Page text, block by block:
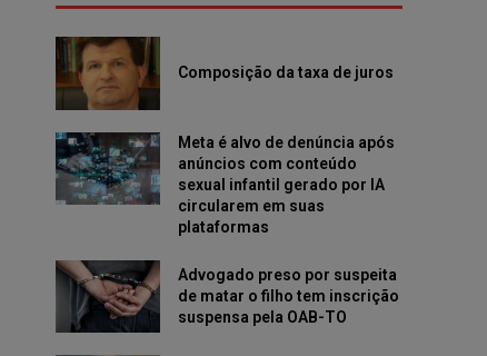
Composição da taxa de juros
Meta é alvo de denúncia após
anúncios com conteúdo
sexual infantil gerado por IA
circularem em suas
plataformas
Advogado preso por suspeita
de matar o filho tem inscrição
suspensa pela OAB-TO